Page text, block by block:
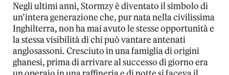
Negli ultimi anni, Stormzy è diventato il simbolo di
un’intera generazione che, pur nata nella civilissima
Inghilterra, non ha mai avuto le stesse opportunità e
la stessa visibilità di chi può vantare antenati
anglosassoni. Cresciuto in una famiglia di origini
ghanesi, prima di arrivare al successo di giorno era